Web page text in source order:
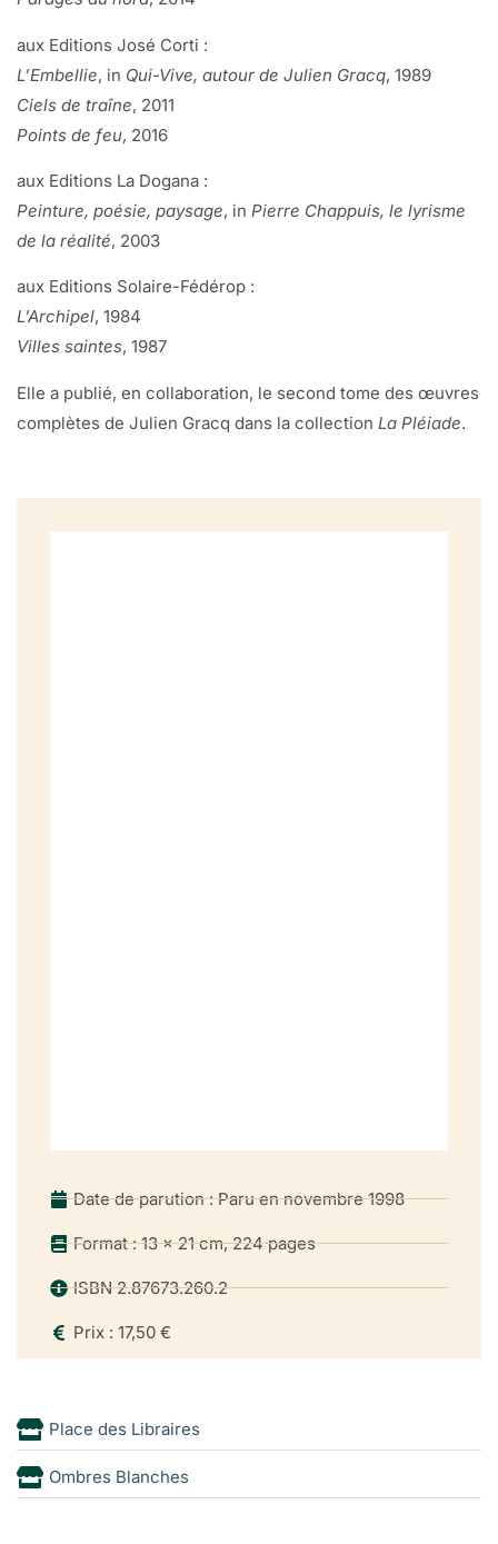
aux Editions José Corti :
L’Embellie, in Qui-Vive, autour de Julien Gracq, 1989
Ciels de traîne, 2011
Points de feu, 2016
aux Editions La Dogana :
Peinture, poésie, paysage, in Pierre Chappuis, le lyrisme
de la réalité, 2003
aux Editions Solaire-Fédérop :
L’Archipel, 1984
Villes saintes, 1987
Elle a publié, en collaboration, le second tome des œuvres
complètes de Julien Gracq dans la collection La Pléiade.
Date de parution : Paru en novembre 1998
Format : 13 x 21 cm, 224 pages
ISBN 2.87673.260.2
Prix : 17,50 €
Place des Libraires
Ombres Blanches